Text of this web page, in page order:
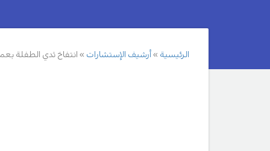
الرئيسية أرشيف الإستشارات انتفاخ ثدي الطفلة